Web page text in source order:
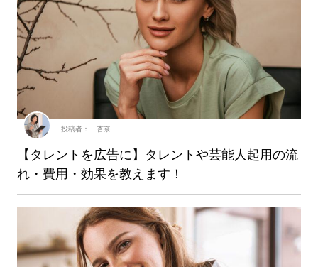
【タレントを広告に】タレントや芸能人起用の流
れ・費用・効果を教えます！
投稿者： 杏奈